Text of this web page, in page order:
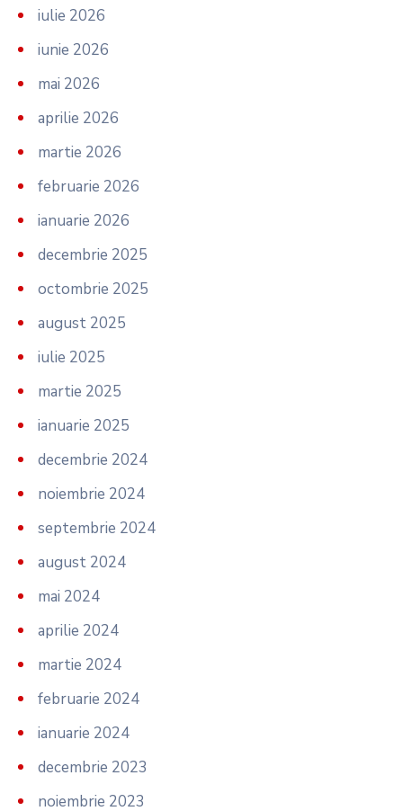
iulie 2026
iunie 2026
mai 2026
aprilie 2026
martie 2026
februarie 2026
ianuarie 2026
decembrie 2025
octombrie 2025
august 2025
iulie 2025
martie 2025
ianuarie 2025
decembrie 2024
noiembrie 2024
septembrie 2024
august 2024
mai 2024
aprilie 2024
martie 2024
februarie 2024
ianuarie 2024
decembrie 2023
noiembrie 2023